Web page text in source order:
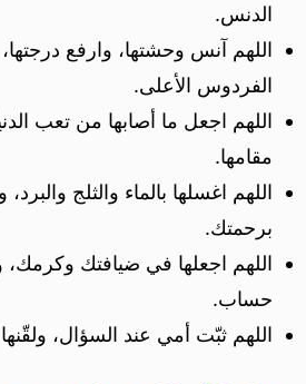
الدنس.
اللهم آنس وحشتها، وارفع
الفردوس الأعلى.
اللهم اجعل ما أصابها من تعب
مقامها.
اللهم اغسلها بالماء والثلج
برحمتك.
اللهم اجعلها في ضيافتك وكرمك،
حساب.
اللهم ثبّت أمي عند السؤال،